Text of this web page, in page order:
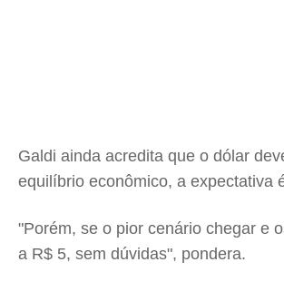
Galdi ainda acredita que o dólar
equilíbrio econômico, a expectativa
"Porém, se o pior cenário chegar e
a R$ 5, sem dúvidas", pondera.